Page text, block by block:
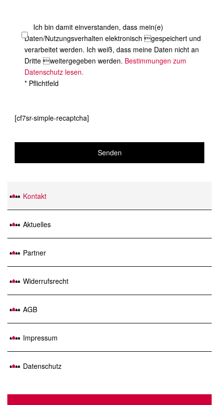
Ich bin damit einverstanden, dass mein(e)
Daten/Nutzungsverhalten elektronisch gespeichert und
verarbeitet werden. Ich weiß, dass meine Daten nicht an
Dritte weitergegeben werden. Bestimmungen zum
Datenschutz lesen.
* Pflichtfeld
[cf7sr-simple-recaptcha]
Kontakt
Aktuelles
Partner
Widerrufsrecht
AGB
Impressum
Datenschutz